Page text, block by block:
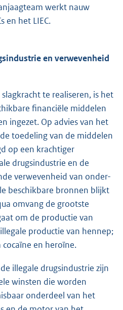
werkt nauw
en het LIEC.
en verwevenheid
te realiseren, is het
financiële middelen
ingezet. Op advies van het
toedeling van de middelen
op een krachtiger
drugsindustrie en de
verwevenheid van onder-
beschikbare bronnen blijkt
omvang de grootste
om de productie van
productie van hennep;
en heroïne.
illegale drugsindustrie zijn
winsten die worden
onderdeel van het